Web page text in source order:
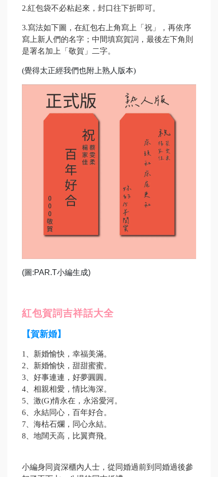
2.紅包袋不必粘起來，封口往下折即可。
3.寫法如下圖，在紅包右上角寫上「祝」，再依序
寫上新人們的名字；中間填寫賀詞，最後左下角則
是署名加上「敬賀」二字。
(覺得太正經我們也附上熟人版本)
(圖:PAR.T小編生成)
紅包賀詞吉祥話大全
【賀新婚】
1
、新婚愉快，幸福美滿。
2、新婚愉快，甜甜蜜蜜。
3、好事連連，好夢圓圓。
4、相親相愛，情比海深。
5、激(G)情永在，永浴愛河。
6、永結同心，百年好合。
7、海枯石爛，同心永結。
8、地闊天高，比翼齊飛。
小編身同資深櫃內人士，從同婚過前到同婚過後參